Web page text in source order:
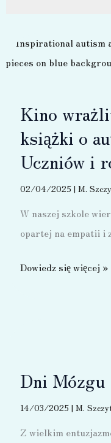
Kino
książki o
Uczniów i
02/04/2025 | M.
W naszej szkole
opartej na empatii i
Kino
o
autyzmie
Dowiedz się więcej »
Dni Mózgu
14/03/2025 | M.
Z wielkim